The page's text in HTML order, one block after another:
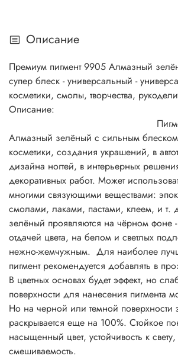
Описание
Премиум пигмент 9905 Алмазный
супер блеск - универсальный -
косметики, смолы, творчества,
Пигмент
Алмазный зелёный с сильным
косметики, создания украшений, в
дизайна ногтей, в интерьерных
декоративных работ. Может
многими связующими веществами:
смолами, лаками, пастами, клеем, и
зелёный проявляются на чёрном фоне
отдачей цвета, на белом и светлых
нежно-жемчужным. Для наиболее
пигмент рекомендуется добавлять в
В цветных основах будет эффект, но
поверхности для нанесения пигмента
Но на черной или темной поверхности
раскрывается еще на 100%. Стойкое
насыщенный цвет, устойчивость к
смешиваемость.